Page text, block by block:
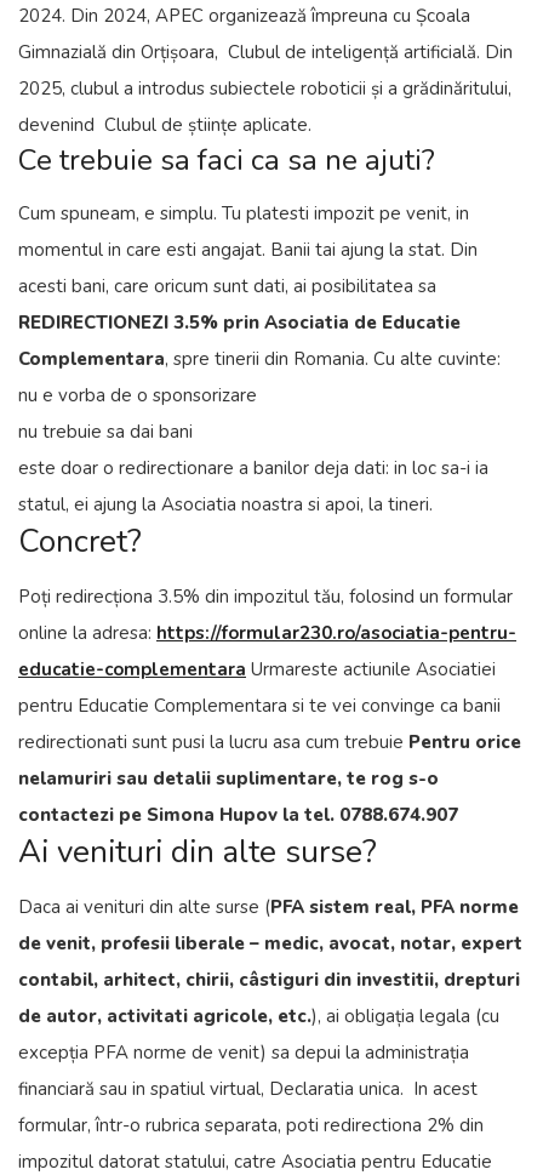
2024. Din 2024, APEC organizează împreuna cu Școala
Gimnazială din Orțișoara, Clubul de inteligență artificială. Din
2025, clubul a introdus subiectele roboticii și a grădinăritului,
devenind Clubul de științe aplicate.
Ce trebuie sa faci ca sa ne ajuti?
Cum spuneam, e simplu. Tu platesti impozit pe venit, in
momentul in care esti angajat. Banii tai ajung la stat. Din
acesti bani, care oricum sunt dati, ai posibilitatea sa
REDIRECTIONEZI 3.5% prin Asociatia de Educatie
Complementara, spre tinerii din Romania. Cu alte cuvinte:
nu e vorba de o sponsorizare
nu trebuie sa dai bani
este doar o redirectionare a banilor deja dati: in loc sa-i ia
statul, ei ajung la Asociatia noastra si apoi, la tineri.
Concret?
Poți redirecționa 3.5% din impozitul tău, folosind un formular
online la adresa: https://formular230.ro/asociatia-pentru-
educatie-complementara Urmareste actiunile Asociatiei
pentru Educatie Complementara si te vei convinge ca banii
redirectionati sunt pusi la lucru asa cum trebuie Pentru orice
nelamuriri sau detalii suplimentare, te rog s-o
contactezi pe Simona Hupov la tel. 0788.674.907
Ai venituri din alte surse?
Daca ai venituri din alte surse (PFA sistem real, PFA norme
de venit, profesii liberale – medic, avocat, notar, expert
contabil, arhitect, chirii, câstiguri din investitii, drepturi
de autor, activitati agricole, etc.), ai obligația legala (cu
excepția PFA norme de venit) sa depui la administrația
financiară sau in spatiul virtual, Declaratia unica. In acest
formular, într-o rubrica separata, poti redirectiona 2% din
impozitul datorat statului, catre Asociatia pentru Educatie